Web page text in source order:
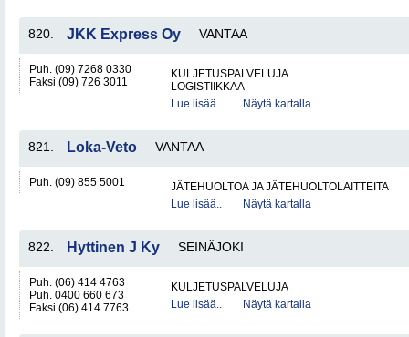
820. JKK Express Oy VANTAA
Puh. (09) 7268 0330
Faksi (09) 726 3011
KULJETUSPALVELUJA
LOGISTIIKKAA
Lue lisää..
Näytä kartalla
821. Loka-Veto VANTAA
Puh. (09) 855 5001
JÄTEHUOLTOA JA JÄTEHUOLTOLAITTEITA
Lue lisää..
Näytä kartalla
822. Hyttinen J Ky SEINÄJOKI
Puh. (06) 414 4763
Puh. 0400 660 673
Faksi (06) 414 7763
KULJETUSPALVELUJA
Lue lisää..
Näytä kartalla